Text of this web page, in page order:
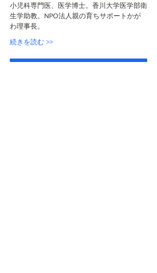
小児科専門医、医学博士。香川大学医学部衛
生学助教。NPO法人親の育ちサポートかが
わ理事長。
続きを読む >>